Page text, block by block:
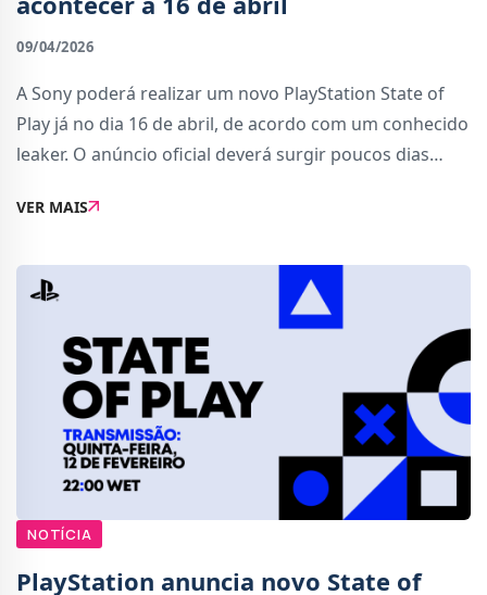
09/04/2026
A Sony poderá realizar um novo PlayStation State of
Play já no dia 16 de abril, de acordo com um conhecido
leaker. O anúncio oficial deverá surgir poucos dias
evento surge numa altura importante
VER MAIS
NOTÍCIA
PlayStation anuncia novo State of